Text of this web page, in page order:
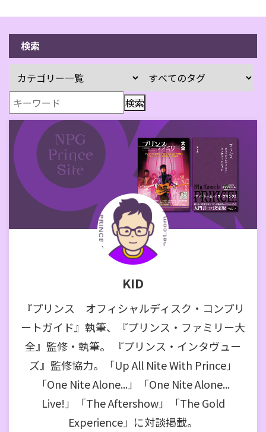
検索
KID
『プリンス オフィシャルディスク・コンプリ
ートガイド』執筆、『プリンス・ファミリー大
全』監修・執筆。 『プリンス・インタヴュー
ズ』監修協力。「Up All Nite With Prince」
「One Nite Alone...」「One Nite Alone...
Live!」「The Aftershow」「The Gold
Experience」に対談掲載。